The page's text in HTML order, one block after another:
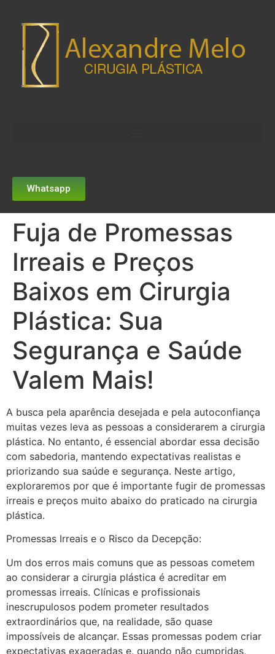
Whatsapp
Fuja de Promessas
Irreais e Preços
Baixos em Cirurgia
Plástica: Sua
Segurança e Saúde
Valem Mais!
A busca pela aparência desejada e pela autoconfiança
muitas vezes leva as pessoas a considerarem a cirurgia
plástica. No entanto, é essencial abordar essa decisão
com sabedoria, mantendo expectativas realistas e
priorizando sua saúde e segurança. Neste artigo,
exploraremos por que é importante fugir de promessas
irreais e preços muito abaixo do praticado na cirurgia
plástica.
Promessas Irreais e o Risco da Decepção:
Um dos erros mais comuns que as pessoas cometem
ao considerar a cirurgia plástica é acreditar em
promessas irreais. Clínicas e profissionais
inescrupulosos podem prometer resultados
extraordinários que, na realidade, são quase
impossíveis de alcançar. Essas promessas podem criar
expectativas exageradas e, quando não cumpridas,